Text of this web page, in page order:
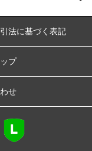
法に基づく表記
プ
せ